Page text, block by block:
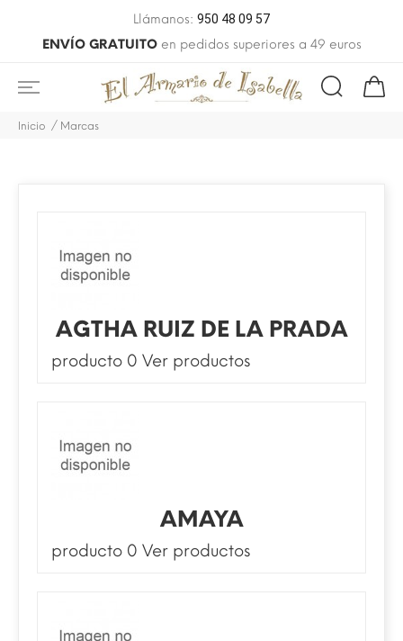
Llámanos: 950 48 09 57
ENVÍO GRATUITOen pedidos superiores a 49 euros
Inicio Marcas
AGTHA RUIZ DE LA PRADA
producto 0 Ver productos
AMAYA
producto 0 Ver productos